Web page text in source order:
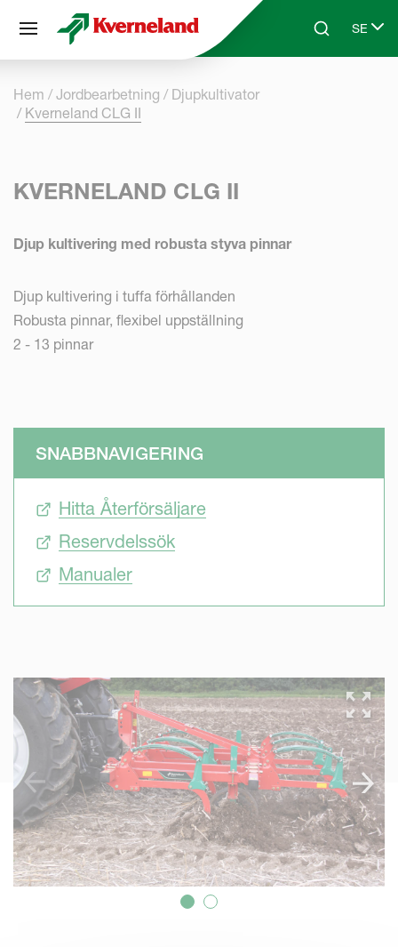
Skip to main contentSearchSE
Select
Hem Jordbearbetning
Djupkultivator
Kverneland CLG II
KVERNELAND CLG II
Djup kultivering med robusta styva pinnar
Djup kultivering i tuffa förhållanden
Robusta pinnar, flexibel uppställning
2 - 13 pinnar
SNABBNAVIGERING
Hitta Återförsäljare
Reservdelssök
Manualer
Cookie- hanteringspanel